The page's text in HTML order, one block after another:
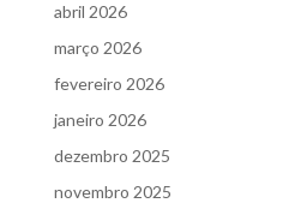
abril 2026
março 2026
fevereiro 2026
janeiro 2026
dezembro 2025
novembro 2025